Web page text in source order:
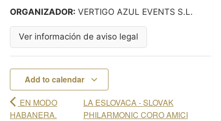
ORGANIZADOR: VERTIGO AZUL EVENTS S.L.
Ver información de aviso legal
Add to calendar
EN MODO
HABANERA.
LA ESLOVACA - SLOVAK
PHILARMONIC CORO AMICI